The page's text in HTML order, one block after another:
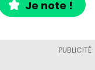
Je note !